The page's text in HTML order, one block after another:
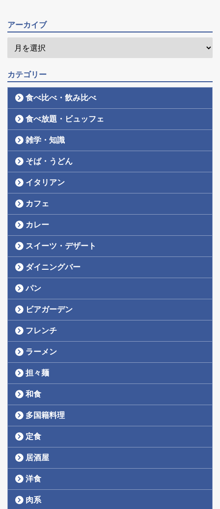
アーカイブ
カテゴリー
食べ比べ・飲み比べ
食べ放題・ビュッフェ
雑学・知識
そば・うどん
イタリアン
カフェ
カレー
スイーツ・デザート
ダイニングバー
パン
ビアガーデン
フレンチ
ラーメン
担々麺
和食
多国籍料理
定食
居酒屋
洋食
肉系